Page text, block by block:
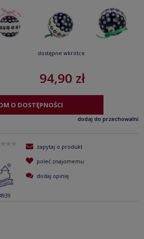
dostępne wkrótce
94,90 zł
O DOSTĘPNOŚCI
dodaj do przechowalni
zapytaj o produkt
poleć znajomemu
dodaj opinię